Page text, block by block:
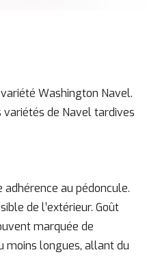
Washington Navel.
variétés de Navel tardives
au pédoncule.
de l’extérieur. Goût
marquée de
moins longues, allant du